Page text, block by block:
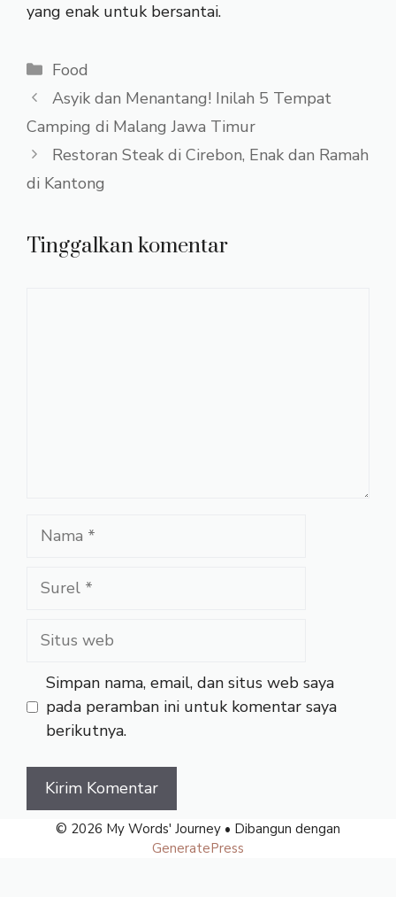
yang enak untuk bersantai.
Kategori
Food
Asyik dan Menantang! Inilah 5 Tempat
Camping di Malang Jawa Timur
Restoran Steak di Cirebon, Enak dan Ramah
di Kantong
Tinggalkan komentar
Nama
Surel
Situs
Simpan nama, email, dan situs web saya
pada peramban ini untuk komentar saya
berikutnya.
© 2026 My Words' Journey • Dibangun dengan
GeneratePress